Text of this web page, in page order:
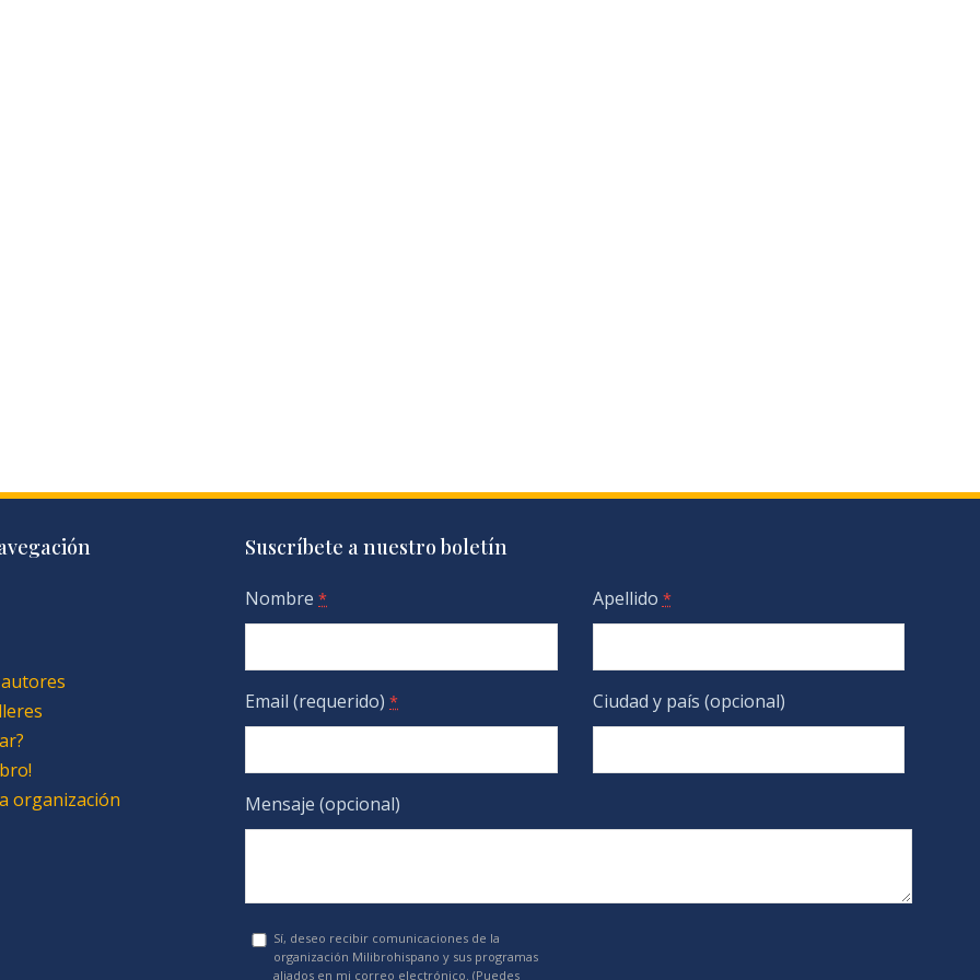
organización
Suscríbete a nuestro boletín
Nombre * Apellido *
Email (requerido) * Ciudad y país (opcional)
Mensaje (opcional)
Sí, deseo recibir comunicaciones de la
organización Milibrohispano y sus programas
aliados en mi correo electrónico. (Puedes